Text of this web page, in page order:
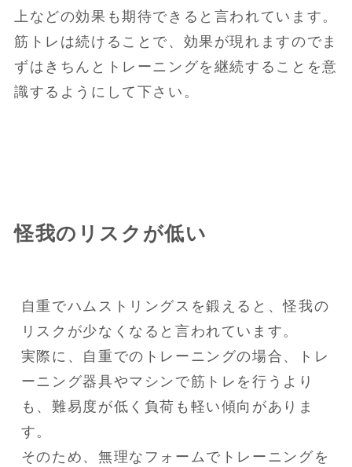
上などの効果も期待できると言われています。
筋トレは続けることで、効果が現れますのでま
ずはきちんとトレーニングを継続することを意
識するようにして下さい。
怪我のリスクが低い
自重でハムストリングスを鍛えると、怪我の
リスクが少なくなると言われています。
実際に、自重でのトレーニングの場合、トレ
ーニング器具やマシンで筋トレを行うより
も、難易度が低く負荷も軽い傾向がありま
す。
そのため、無理なフォームでトレーニングを